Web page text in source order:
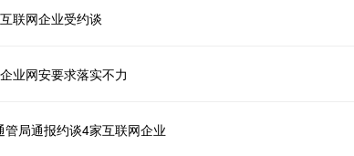
联网企业受约谈
业网安要求落实不力
局通报约谈4家互联网企业